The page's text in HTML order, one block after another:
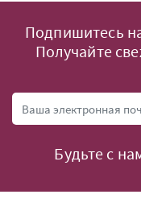
Подпишитесь
Получайте
Будьте с